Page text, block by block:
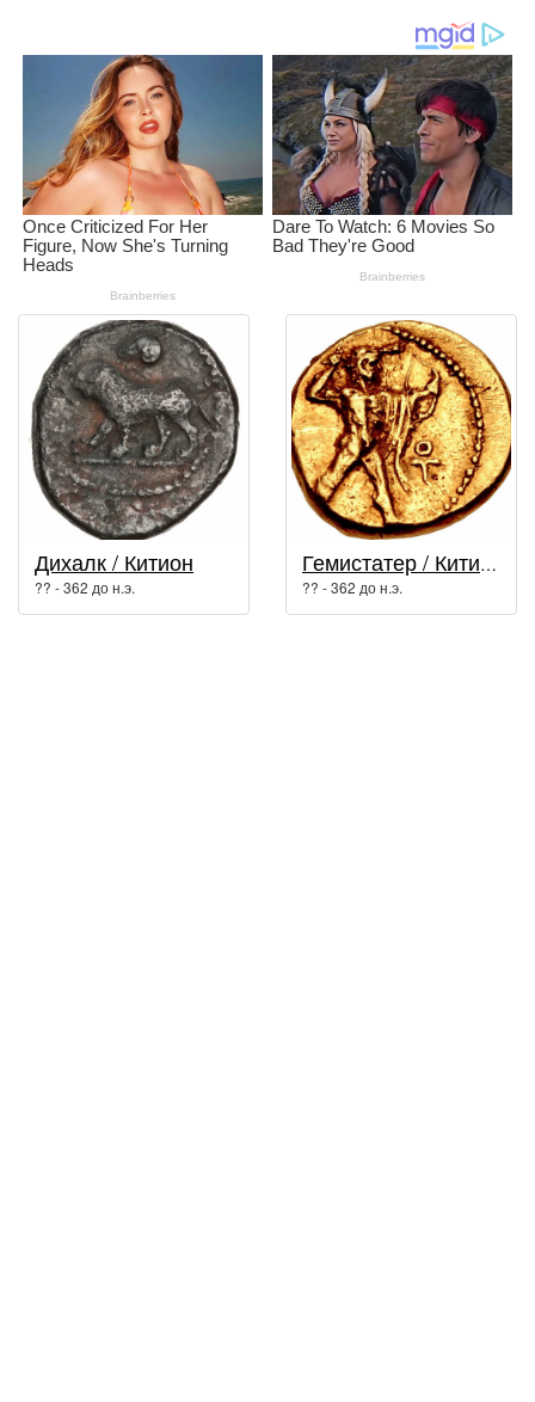
Дихалк / Китион
?? - 362 до н.э.
Гемистатер / Китион
?? - 362 до н.э.